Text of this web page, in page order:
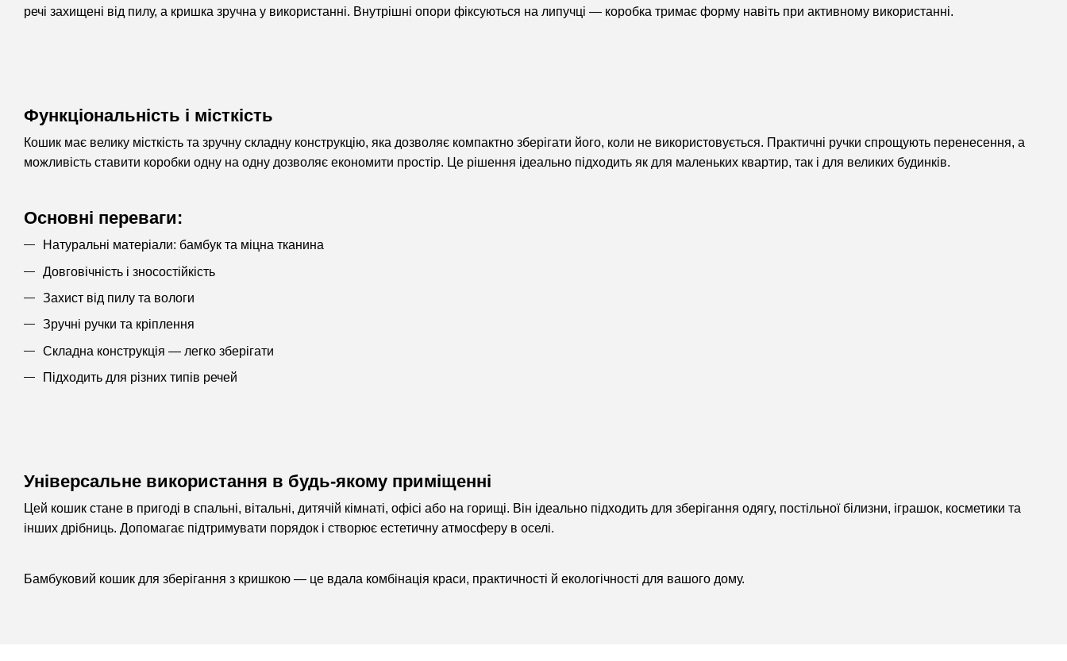
речі захищені від пилу, а кришка зручна у використанні. Внутрішні опори фіксуються на липучці — коробка тримає форму навіть при активному використанні.
Функціональність і місткість
Кошик має велику місткість та зручну складну конструкцію, яка дозволяє компактно зберігати його, коли не використовується. Практичні ручки спрощують перенесення, а
можливість ставити коробки одну на одну дозволяє економити простір. Це рішення ідеально підходить як для маленьких квартир, так і для великих будинків.
Основні переваги:
Натуральні матеріали: бамбук та міцна тканина
Довговічність і зносостійкість
Захист від пилу та вологи
Зручні ручки та кріплення
Складна конструкція — легко зберігати
Підходить для різних типів речей
Універсальне використання в будь-якому приміщенні
Цей кошик стане в пригоді в спальні, вітальні, дитячій кімнаті, офісі або на горищі. Він ідеально підходить для зберігання одягу, постільної білизни, іграшок, косметики та
інших дрібниць. Допомагає підтримувати порядок і створює естетичну атмосферу в оселі.
Бамбуковий кошик для зберігання з кришкою — це вдала комбінація краси, практичності й екологічності для вашого дому.